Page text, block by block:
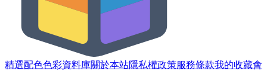
精選配色色彩資料庫關於本站隱私權政策服務條款我的收藏會